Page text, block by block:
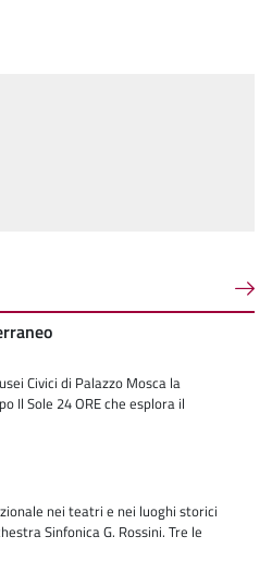
Civici di Palazzo Mosca la
Il Sole 24 ORE che esplora il
nei teatri e nei luoghi storici
Sinfonica G. Rossini. Tre le